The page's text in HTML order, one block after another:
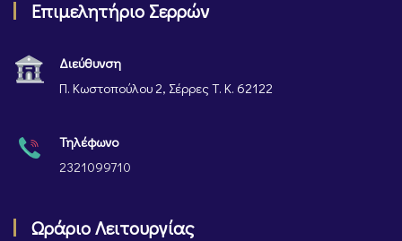
Επιμελητήριο Σερρών
Διεύθυνση
Π. Κωστοπούλου 2, Σέρρες Τ. Κ. 62122
Τηλέφωνο
2321099710
Ωράριο Λειτουργίας